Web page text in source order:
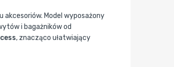
Model wyposażony
i bagażników od
, znacząco ułatwiający